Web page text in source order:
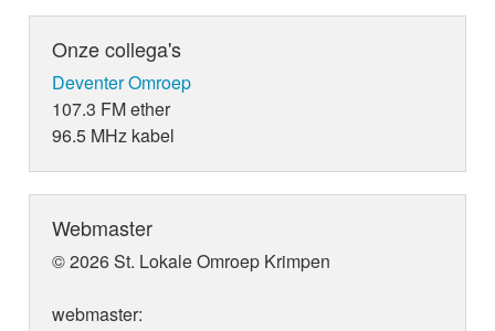
Onze collega's
Deventer Omroep
107.3 FM ether
96.5 MHz kabel
Webmaster
© 2026 St. Lokale Omroep Krimpen
webmaster: